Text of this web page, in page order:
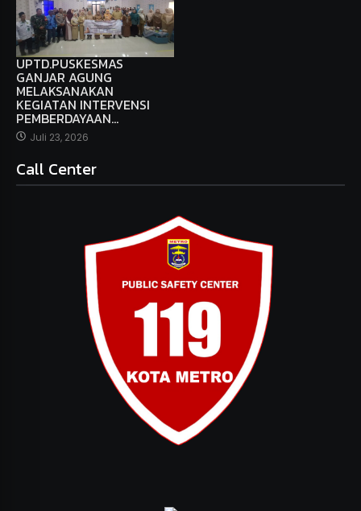
UPTD.PUSKESMAS
GANJAR AGUNG
MELAKSANAKAN
KEGIATAN INTERVENSI
PEMBERDAYAAN…
Juli 23, 2026
Call Center